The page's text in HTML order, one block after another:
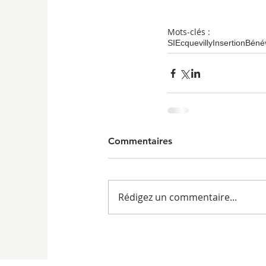
Mots-clés :
SIEcquevillyInsertion
Commentaires
Rédigez un commentaire...